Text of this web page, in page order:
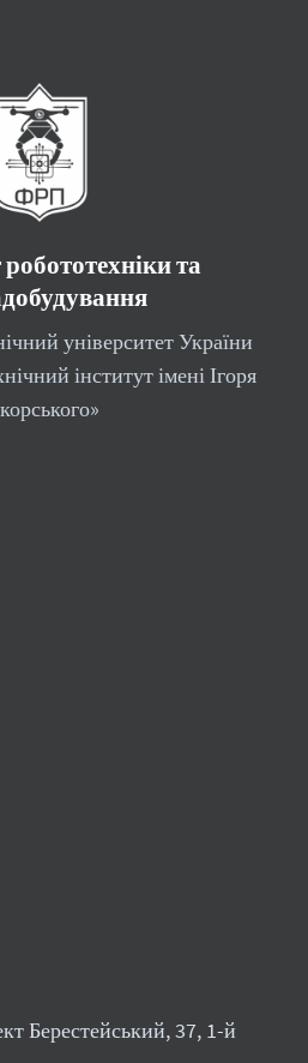
та
університет України
інститут імені Ігоря
Берестейський, 37, 1-й